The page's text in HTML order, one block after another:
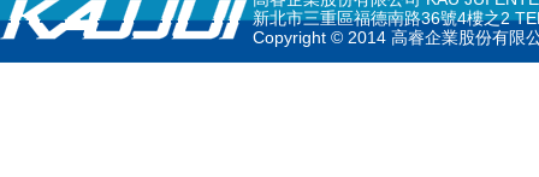
新北市三重區福德南路36號4樓之2
Copyright © 2014 高睿企業股份有限